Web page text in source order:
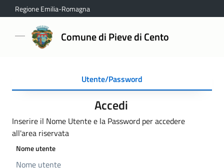
Regione Emilia-Romagna
Comune di Pieve di Cento
Utente/Password
Accedi
Inserire il Nome Utente e la Password per accedere
all'area riservata
Nome utente